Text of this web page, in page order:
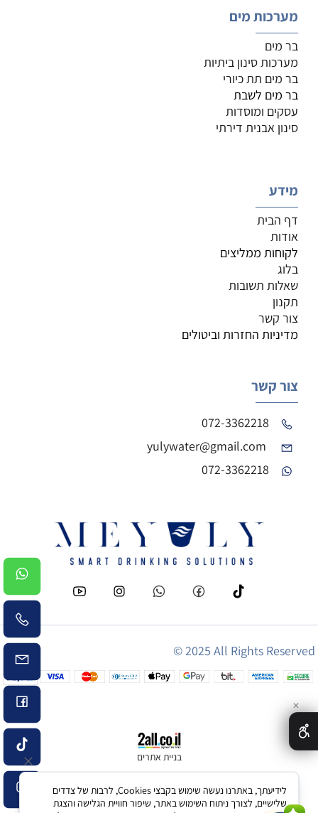
מערכות מים
בר מים
מערכות סינון ביתיות
בר מים תת כיורי
בר מים לשבת
עסקים ומוסדות
סינון אבנית דירתי
מידע
דף הבית
אודות
לקוחות ממליצים
בלוג
שאלות תשובות
תקנון
צור קשר
מדיניות החזרות וביטולים
צור קשר
072-3362218
072-3362218
© 2025 All Rights Reserved
בניית אתרים
✕
לידיעתך, באתרנו נעשה שימוש בקבצי Cookies, לרבות של צדדים
שלישיים, לצורך ניתוח השימוש באתר, שיפור חוויית הגלישה והצגת